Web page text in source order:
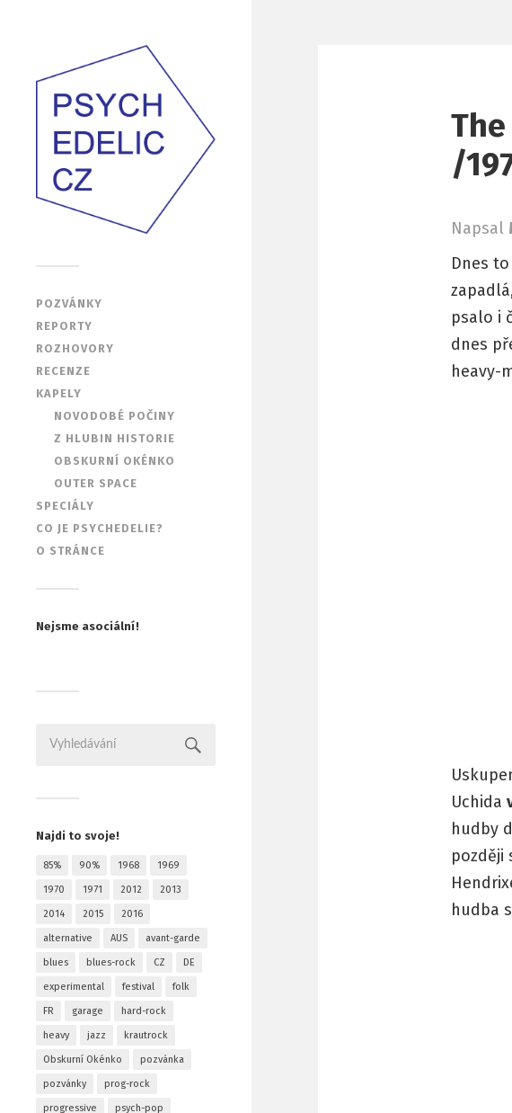
POZVÁNKY
REPORTY
ROZHOVORY
RECENZE
KAPELY
NOVODOBÉ POČINY
Z HLUBIN HISTORIE
OBSKURNÍ OKÉNKO
OUTER SPACE
SPECIÁLY
CO JE PSYCHEDELIE?
O STRÁNCE
Nejsme asociální!
Najdi to svoje!
85% 90% 1968 1969
1970 1971 2012 2013
2014 2015 2016
alternative AUS avant-garde
blues blues-rock CZ DE
experimental festival folk
FR garage hard-rock
heavy jazz krautrock
Obskurní Okénko pozvánka
pozvánky prog-rock
progressive psych-pop
/
Napsal
Dnes
psalo i
dnes
heavy-
Uchida
hudby
později
hudba